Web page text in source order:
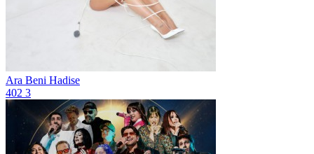
Ara Beni Hadise
402 3